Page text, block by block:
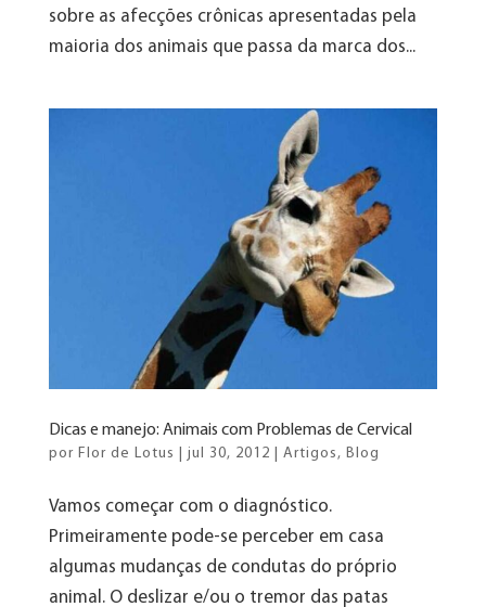
sobre as afecções crônicas apresentadas pela
maioria dos animais que passa da marca dos...
Dicas e manejo: Animais com Problemas de Cervical
por Flor de Lotus jul 30, 2012 Artigos, Blog
Vamos começar com o diagnóstico.
Primeiramente pode-se perceber em casa
algumas mudanças de condutas do próprio
animal. O deslizar e/ou o tremor das patas